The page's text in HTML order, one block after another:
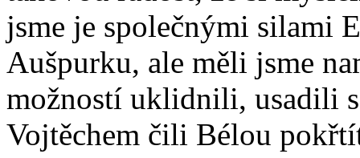
jsme je společnými silami
Aušpurku, ale měli jsme
možností uklidnili, usadili
Vojtěchem čili Bélou